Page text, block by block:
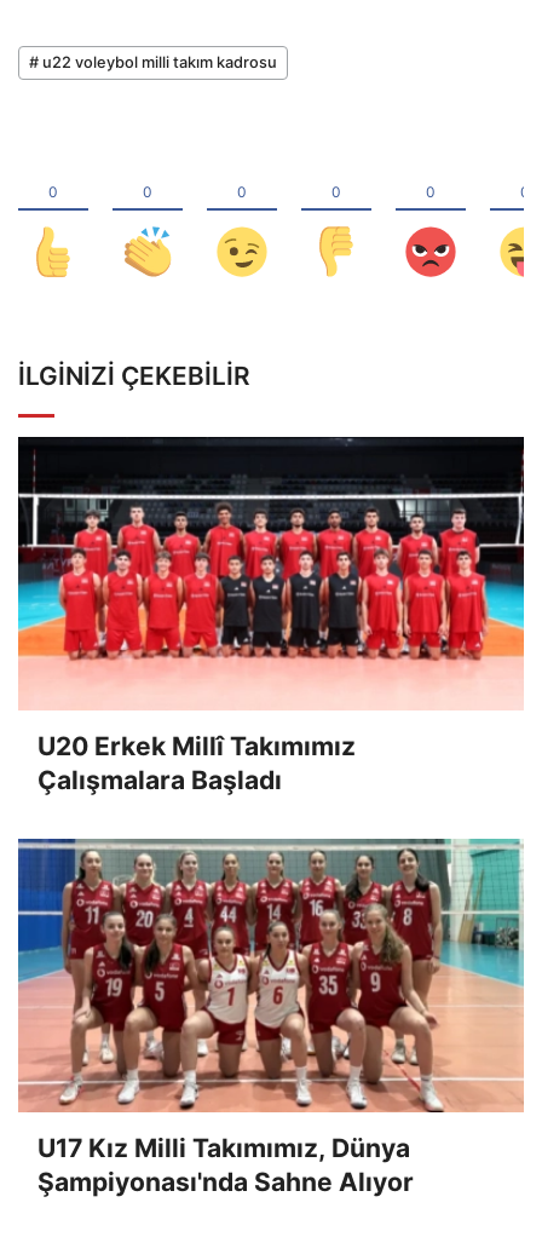
# u22 voleybol milli takım kadrosu
İLGINIZI ÇEKEBILIR
U20 Erkek Millî Takımımız
Çalışmalara Başladı
U17 Kız Milli Takımımız, Dünya
Şampiyonası'nda Sahne Alıyor